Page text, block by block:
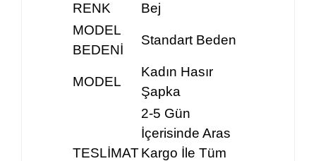
RENK
Bej
MODEL
BEDENİ
Standart Beden
MODEL
Kadın Hasır
Şapka
TESLİMAT
2-5 Gün
İçerisinde Aras
Kargo İle Tüm